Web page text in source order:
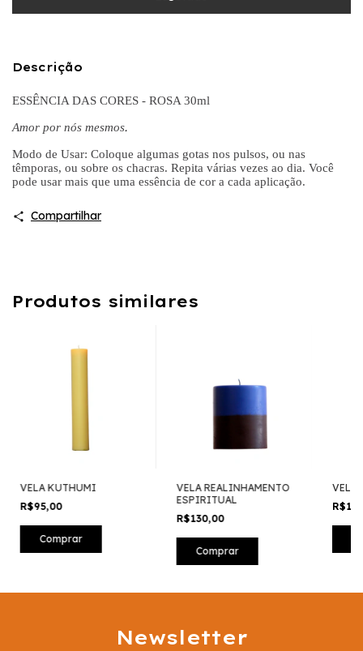
Descrição
ESSÊNCIA DAS CORES - ROSA 30ml
Amor por nós mesmos.
Modo de Usar: Coloque algumas gotas nos pulsos, ou nas
têmporas, ou sobre os chacras. Repita várias vezes ao dia. Você
pode usar mais que uma essência de cor a cada aplicação.
Compartilhar
Produtos similares
VELA KUTHUMI
R$95,00
VELA REALINHAMENTO
ESPIRITUAL
R$130,00
VELA
Newsletter